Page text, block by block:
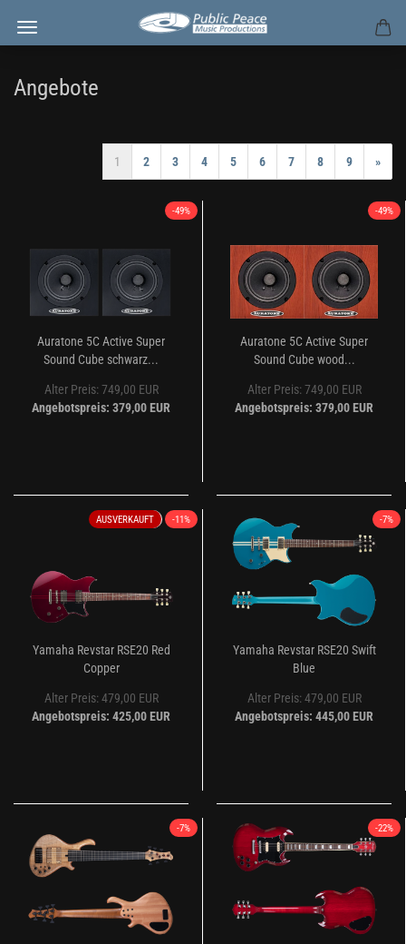
Angebote
1 2 3 4 5 6 7 8 9 »
-49%
Auratone 5C Active Super
Sound Cube schwarz...
Alter Preis: 749,00 EUR
Angebotspreis: 379,00 EUR
-49%
Auratone 5C Active Super
Sound Cube wood...
Alter Preis: 749,00 EUR
Angebotspreis: 379,00 EUR
AUSVERKAUFT -11%
Yamaha Revstar RSE20 Red
Copper
Alter Preis: 479,00 EUR
Angebotspreis: 425,00 EUR
-7%
Yamaha Revstar RSE20 Swift
Blue
Alter Preis: 479,00 EUR
Angebotspreis: 445,00 EUR
-7% -22%